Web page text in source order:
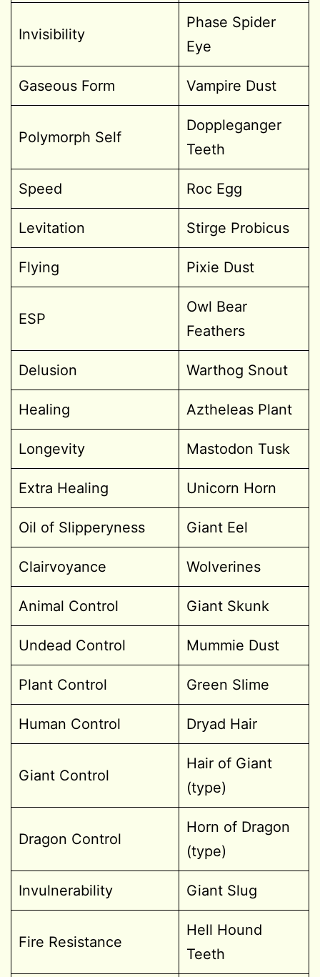
Invisibility
Phase Spider
Eye
Gaseous Form Vampire Dust
Polymorph Self
Doppleganger
Teeth
Speed Roc Egg
Levitation Stirge Probicus
Flying Pixie Dust
ESP
Owl Bear
Feathers
Delusion Warthog Snout
Healing Aztheleas Plant
Longevity Mastodon Tusk
Extra Healing Unicorn Horn
Oil of Slipperyness Giant Eel
Clairvoyance Wolverines
Animal Control Giant Skunk
Undead Control Mummie Dust
Plant Control Green Slime
Human Control Dryad Hair
Giant Control
Hair of Giant
(type)
Dragon Control
Horn of Dragon
(type)
Invulnerability Giant Slug
Fire Resistance
Hell Hound
Teeth